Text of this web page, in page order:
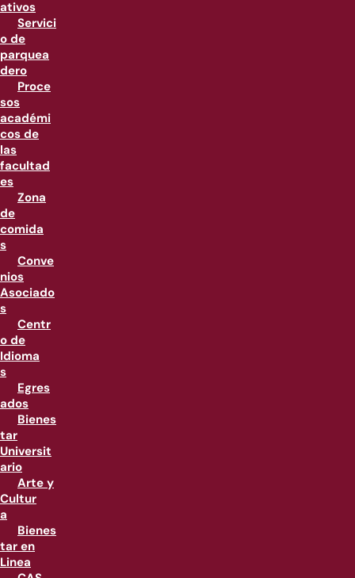
ativos
Servici
o de
parquea
dero
Proce
sos
académi
cos de
las
facultad
es
Zona
de
comida
s
Conve
nios
Asociado
s
Centr
o de
Idioma
s
Egres
ados
Bienes
tar
Universit
ario
Arte y
Cultur
a
Bienes
tar en
Linea